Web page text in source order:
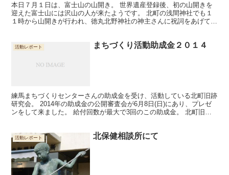
本日７月１日は、富士山の山開き。 世界遺産登録後、初の山開きを
迎えた富士山には沢山の人が来たようです。 北町の浅間神社でも１
１時から山開きが行われ、徳丸北野神社の神主さんに祝詞をあげてい
活動レポート まちづくり活動助成金２０１４
練馬まちづくりセンターさんの助成金を受け、活動している北町旧跡
研究会。 2014年の助成金の公開審査会が6月8日(日)にあり、プレゼ
ンをして来ました。 給付回数が最大で3回のこの助成金。 北町旧跡
活動レポート 北保健相談所にて